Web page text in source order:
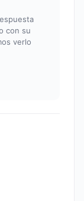
con su
verlo